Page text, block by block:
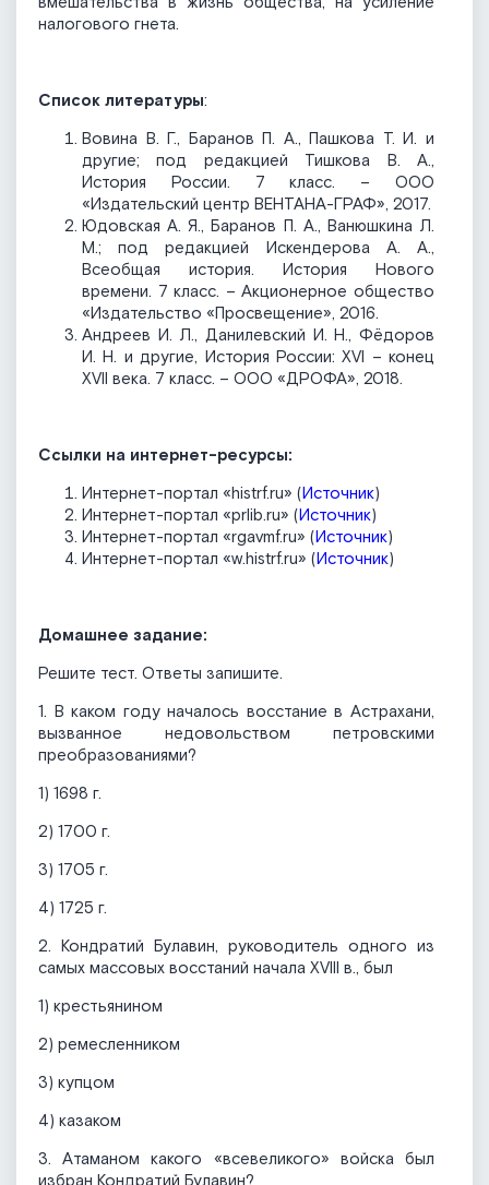
налогового гнета.
Список литературы:
Вовина В. Г., Баранов П. А., Пашкова Т. И. и
другие; под редакцией Тишкова В. А.,
История России. 7 класс. – ООО
«Издательский центр ВЕНТАНА-ГРАФ», 2017.
Юдовская А. Я., Баранов П. А., Ванюшкина Л.
М.; под редакцией Искендерова А. А.,
Всеобщая история. История Нового
времени. 7 класс. – Акционерное общество
«Издательство «Просвещение», 2016.
Андреев И. Л., Данилевский И. Н., Фёдоров
И. Н. и другие, История России: XVI – конец
XVII века. 7 класс. – ООО «ДРОФА», 2018.
Ссылки на интернет-ресурсы:
Интернет-портал «histrf.ru» (Источник)
Интернет-портал «prlib.ru» (Источник)
Интернет-портал «rgavmf.ru» (Источник)
Интернет-портал «w.histrf.ru» (Источник)
Домашнее задание:
Решите тест. Ответы запишите.
1. В каком году началось восстание в Астрахани,
вызванное недовольством петровскими
преобразованиями?
1) 1698 г.
2) 1700 г.
3) 1705 г.
4) 1725 г.
2. Кондратий Булавин, руководитель одного из
самых массовых восстаний начала XVIII в., был
1) крестьянином
2) ремесленником
3) купцом
4) казаком
3. Атаманом какого «всевеликого» войска был